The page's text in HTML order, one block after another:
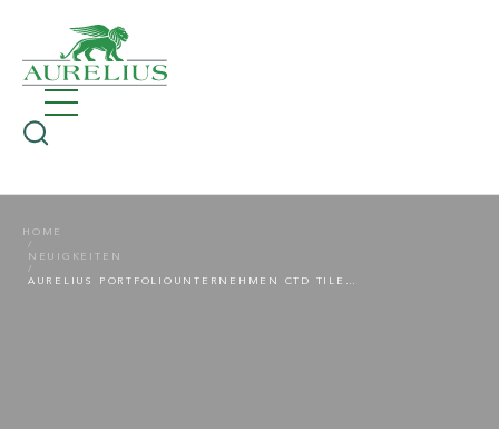
HOME
NEUIGKEITEN
AURELIUS PORTFOLIOUNTERNEHMEN CTD TILES LIMITED ERWIRBT 13 TILE GIANT FILIALEN